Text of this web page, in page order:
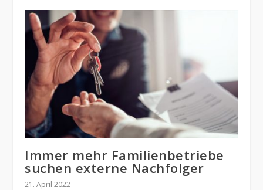
Immer mehr Familienbetriebe
suchen externe Nachfolger
21. April 2022